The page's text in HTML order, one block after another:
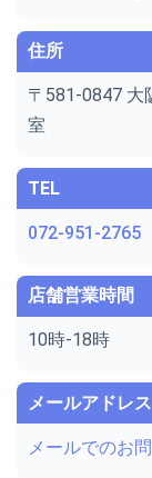
住所
〒581-0847 大
室
TEL
072-951-2765
店舗営業時間
10時-18時
メールアドレス
メールでのお